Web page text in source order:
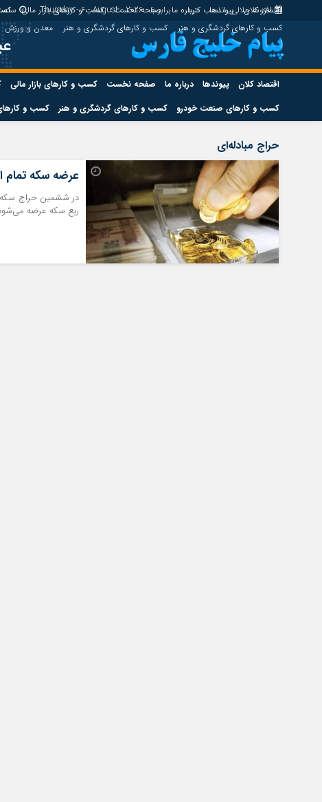
افزونه جلالی را نصب کنید. برابر با : Thursday - 6 - August - 2026 اقتصاد کلان پیوندها درباره ما صفحه نخست کسب و کارهای بازار مالی
کسب و کارهای گردشگری و هنر
کسب و کارهای گردشگری و هنر معدن و ورزش
اقتصاد کلان پیوندها درباره ما صفحه نخست کسب و کارهای بازار مالی
کسب و کارهای صنعت خودرو
کسب و کارهای گردشگری و هنر کسب و
کسب و کارهای حوزه انرژی کسب و کارهای حوزه
هوش مصنوعی
حراج مبادله‌ای
عرضه سکه تمام
ربع سکه عرضه